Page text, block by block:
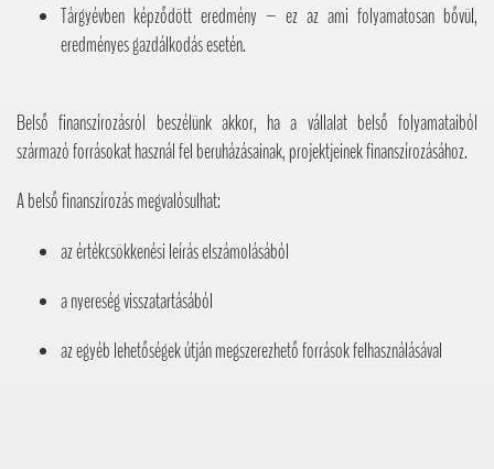
Tárgyévben képződött eredmény – ez az ami folyamatosan bővül,
eredményes gazdálkodás esetén.
Belső finanszírozásról beszélünk akkor, ha a vállalat belső folyamataiból
származó forrásokat használ fel beruházásainak, projektjeinek finanszírozásához.
A belső finanszírozás megvalósulhat:
az értékcsökkenési leírás elszámolásából
a nyereség visszatartásából
az egyéb lehetőségek útján megszerezhető források felhasználásával